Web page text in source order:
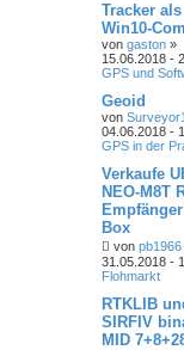
Tracker
Win10-
von gaston »
15.06.2018 -
GPS und
Geoid
von Surveyor1
04.06.2018 -
GPS in der
Verkaufe
NEO-M8T
Box
von pb1966
31.05.2018 -
Flohmarkt
RTKLIB
SIRFIV
MID